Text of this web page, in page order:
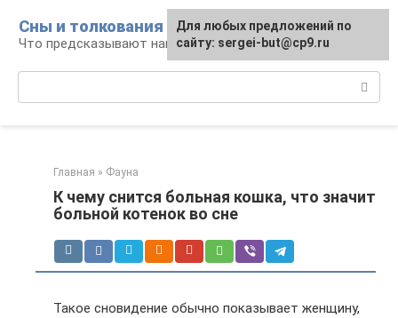
контенту
Сны и толкования
Что предсказывают нам наши сны
Главная » Фауна
К чему снится больная кошка, что значит
больной котенок во сне
Такое сновидение обычно показывает женщину,
Для любых предложений по
сайту: sergei-but@cp9.ru